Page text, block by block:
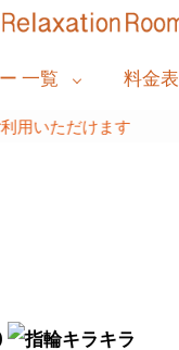
一覧 料金表